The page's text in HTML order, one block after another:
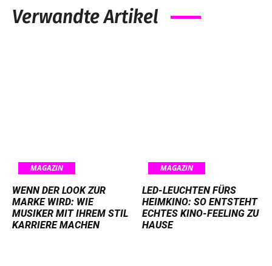
Verwandte Artikel
MAGAZIN
WENN DER LOOK ZUR
MARKE WIRD: WIE
MUSIKER MIT IHREM STIL
KARRIERE MACHEN
MAGAZIN
LED-LEUCHTEN FÜRS
HEIMKINO: SO ENTSTEHT
ECHTES KINO-FEELING ZU
HAUSE